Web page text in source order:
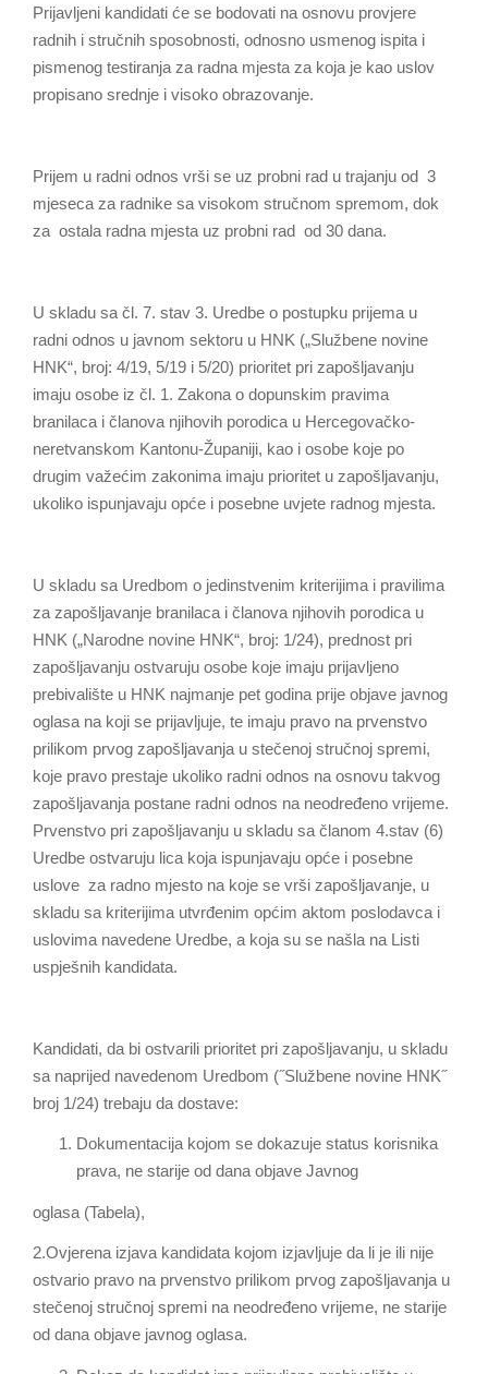
Prijavljeni kandidati će se bodovati na osnovu provjere
radnih i stručnih sposobnosti, odnosno usmenog ispita i
pismenog testiranja za radna mjesta za koja je kao uslov
propisano srednje i visoko obrazovanje.
Prijem u radni odnos vrši se uz probni rad u trajanju od 3
mjeseca za radnike sa visokom stručnom spremom, dok
za ostala radna mjesta uz probni rad od 30 dana.
U skladu sa čl. 7. stav 3. Uredbe o postupku prijema u
radni odnos u javnom sektoru u HNK („Službene novine
HNK“, broj: 4/19, 5/19 i 5/20) prioritet pri zapošljavanju
imaju osobe iz čl. 1. Zakona o dopunskim pravima
branilaca i članova njihovih porodica u Hercegovačko-
neretvanskom Kantonu-Županiji, kao i osobe koje po
drugim važećim zakonima imaju prioritet u zapošljavanju,
ukoliko ispunjavaju opće i posebne uvjete radnog mjesta.
U skladu sa Uredbom o jedinstvenim kriterijima i pravilima
za zapošljavanje branilaca i članova njihovih porodica u
HNK („Narodne novine HNK“, broj: 1/24), prednost pri
zapošljavanju ostvaruju osobe koje imaju prijavljeno
prebivalište u HNK najmanje pet godina prije objave javnog
oglasa na koji se prijavljuje, te imaju pravo na prvenstvo
prilikom prvog zapošljavanja u stečenoj stručnoj spremi,
koje pravo prestaje ukoliko radni odnos na osnovu takvog
zapošljavanja postane radni odnos na neodređeno vrijeme.
Prvenstvo pri zapošljavanju u skladu sa članom 4.stav (6)
Uredbe ostvaruju lica koja ispunjavaju opće i posebne
uslove za radno mjesto na koje se vrši zapošljavanje, u
skladu sa kriterijima utvrđenim općim aktom poslodavca i
uslovima navedene Uredbe, a koja su se našla na Listi
uspješnih kandidata.
Kandidati, da bi ostvarili prioritet pri zapošljavanju, u skladu
sa naprijed navedenom Uredbom (˝Službene novine HNK˝
broj 1/24) trebaju da dostave:
Dokumentacija kojom se dokazuje status korisnika
prava, ne starije od dana objave Javnog
oglasa (Tabela),
2.Ovjerena izjava kandidata kojom izjavljuje da li je ili nije
ostvario pravo na prvenstvo prilikom prvog zapošljavanja u
stečenoj stručnoj spremi na neodređeno vrijeme, ne starije
od dana objave javnog oglasa.